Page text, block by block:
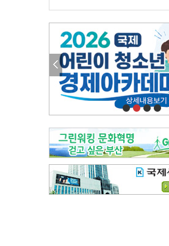
문재필-여름_저녁무렵의호수
이 한편의 시조[전체보기]
참선 /오기환
고향 /김진규
주말 영화 박스오피스[전체보기]
오늘의 운세- [전체보기]
오늘의 운세- 2026년 8월 6일 (
오늘의 운세- 2026년 8월 5일 (
조해훈의 고전 속 이 문장 [전체보기]